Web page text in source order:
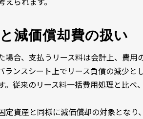
減価償却費の扱い
場合、支払うリース料は会計上、費
ランスシート上でリース負債の減少
。従来のリース料一括費用処理と比
定資産と同様に減価償却の対象とな